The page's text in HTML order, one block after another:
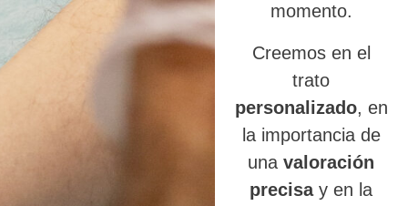
momento.
Creemos en el
trato
personalizado, en
la importancia de
unavaloración
precisay en la